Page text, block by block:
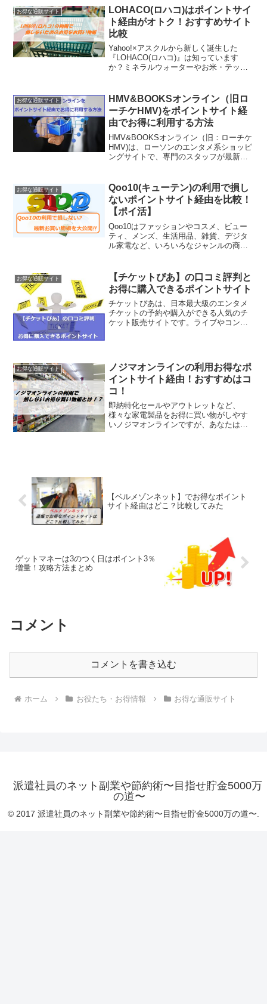
HMV&BOOKSオンライン（旧：ローチケ
HMV)は、ローソンのエンタメ系ショッピ
ングサイトで、専門のスタッフが最新情
報をいち早くお届けしてくれる人気ショ
ップですよね。CDやDVD、ブルーレイ、
本、ゲーム、グッズまで、国内最大級の
品揃えで、...
お得な通販サイト
Qoo10(キューテン)の利用で損し
ないポイントサイト経由を比較！
Qoo10はファッションやコスメ、ビュー
ティ、メンズ、生活用品、雑貨、デジタ
ル家電など、いろいろなジャンルの商品
を購入することができると話題のショッ
プです。今回はQoo10でお得にお買い物
ができるポイントサイト経由でのポイ活
という方法があるのはご存知でしょう
か？知ってる人だけが得する裏技につい
お得な通販サイト
【チケットぴあ】の口コミ評判と
お得に購入できるポイントサイト
チケットの予約や購入ができる人気のチ
ケット販売サイトです。ライブやコンサ
ート、スポーツ、演劇、クラシック、ア
ニメ、映画、還流など、様々なチケット
りのアーティストや劇団の...
ノジマオンラインの利用お得なポ
イントサイト経由！おすすめはコ
即納特化セールやアウトレットなど、
様々な家電製品をお得に買い物がしやす
いノジマオンラインですが、あなたは利
用したことはありますか？ところが、直
接公式のノジマオンラインでお買い物を
していることは損をしているといっても
【ベルメゾンネット】でお得なポイント
サイト経由はどこ？比較してみた
ゲットマネーは3のつく日はポイント3％
コメント
ホーム お役たち・お得情報 お得な通販サイト
派遣社員のネット副業や節約術〜目指せ貯金5000万
の道〜